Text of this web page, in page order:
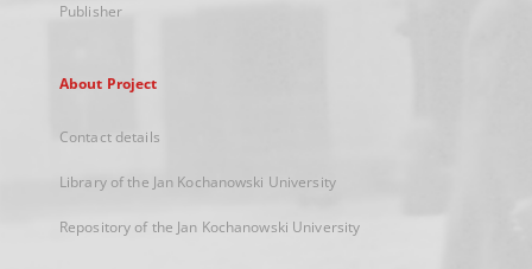
Publisher
About Project
Contact details
Library of the Jan Kochanowski University
Repository of the Jan Kochanowski University